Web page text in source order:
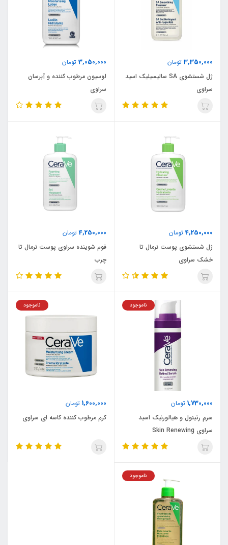
3,350,000 تومان
ژل شستشوی SA سالیسیلیک اسید
سراوی
3,050,000 تومان
لوسیون مرطوب کننده و آبرسان
سراوی
4,250,000تومان
ژل شستشوی پوست نرمال تا
خشک سراوی
4,250,000تومان
فوم شوینده سراوی پوست نرمال تا
چرب
1,730,000 تومان
ناموجود
سرم رتینول و هیالورنیک اسید
سراوی Skin Renewing
1,600,000 تومان
ناموجود
کرم مرطوب کننده کاسه ای سراوی
ناموجود